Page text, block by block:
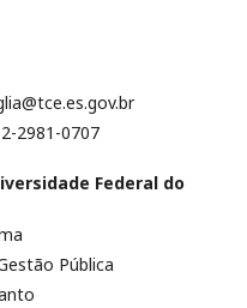
2981-0707
Federal do
Pública